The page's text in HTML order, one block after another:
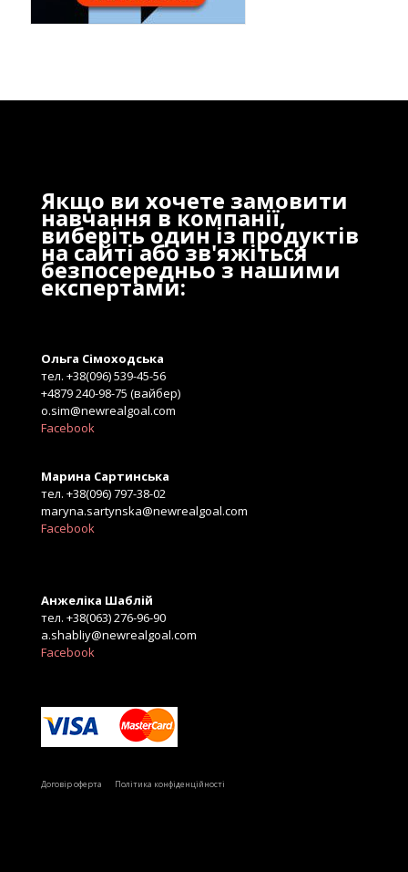
Якщо ви хочете замовити
навчання в компанії,
виберіть один із продуктів
на сайті або зв'яжіться
безпосередньо з нашими
експертами:
Ольга Сімоходська
тел. +38(096) 539-45-56
+4879 240-98-75 (вайбер)
o.sim@newrealgoal.com
Facebook
Марина Сартинська
тел. +38(096) 797-38-02
maryna.sartynska@newrealgoal.com
Facebook
Анжеліка Шаблій
тел. +38(063) 276-96-90
a.shabliy@newrealgoal.com
Facebook
Договір оферта Політика конфіденційності